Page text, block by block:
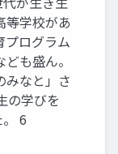
等学校があ
プログラム
も盛ん。
みなと」さ
の学びを
6